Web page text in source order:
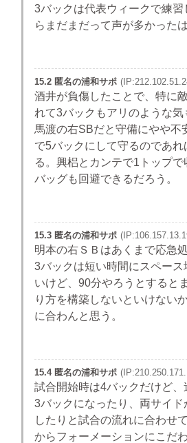
3バックは代表ウィークで練
らまだまだって声が多かったは
15.2 匿名の浦和サポ
酒井が負傷したことで、特に
れて3バックもアリのような気
馬渡の右SBだと守備にやや不
で5バックにして守るのであ
る。興梠とカンテで1トップ
バッグも回避できるだろう。
15.3 匿名の浦和サポ
明本の右ＳＢはあくまで応急
3バックは短い時間にスペー
いけど、90分やろうとすると
り方を構築しないといけない
に合わんと思う。
15.4 匿名の浦和サポ
試合開始時は4バックだけど
3バックになったり、両サイ
したりと試合の流れに合わせ
からフォーメーションにこだ